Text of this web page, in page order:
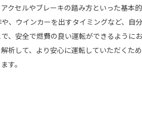
クセルやブレーキの踏み方といった基本的
、ウインカーを出すタイミングなど、自分
、安全で燃費の良い運転ができるようにお
析して、より安心に運転していただくため
す。